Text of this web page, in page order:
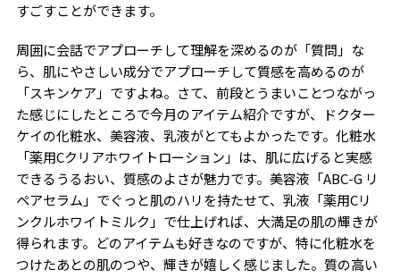
すごすことができます。
周囲に会話でアプローチして理解を深めるのが「質問」な
ら、肌にやさしい成分でアプローチして質感を高めるのが
「スキンケア」ですよね。さて、前段とうまいことつながっ
た感じにしたところで今月のアイテム紹介ですが、ドクター
ケイの化粧水、美容液、乳液がとてもよかったです。化粧水
「薬用Cクリアホワイトローション」は、肌に広げると実感
できるうるおい、質感のよさが魅力です。美容液「ABC-G リ
ペアセラム」でぐっと肌のハリを持たせて、乳液「薬用Cリ
ンクルホワイトミルク」で仕上げれば、大満足の肌の輝きが
得られます。どのアイテムも好きなのですが、特に化粧水を
つけたあとの肌のつや、輝きが嬉しく感じました。質の高い